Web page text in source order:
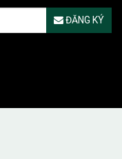
ĐĂNG KÝ